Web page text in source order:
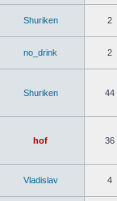
Shuriken 2
no_drink 2
Shuriken 44
hof 36
Vladislav 4